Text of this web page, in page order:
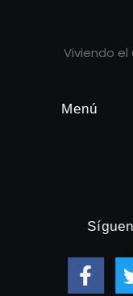
Viviendo el
Menú